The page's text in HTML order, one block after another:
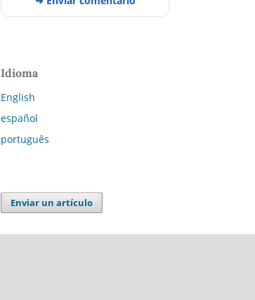
Idioma
English
español
português
Enviar un artículo